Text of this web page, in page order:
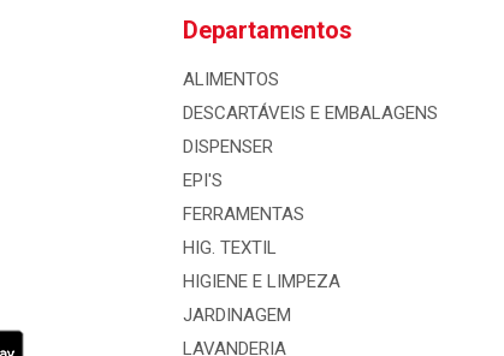
Departamentos
ALIMENTOS
DESCARTÁVEIS E EMBALAGENS
DISPENSER
EPI'S
FERRAMENTAS
HIG. TEXTIL
HIGIENE E LIMPEZA
JARDINAGEM
LAVANDERIA